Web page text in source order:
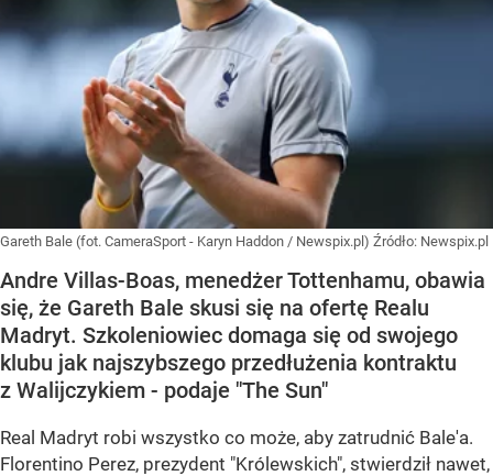
Gareth Bale (fot. CameraSport - Karyn Haddon / Newspix.pl) Źródło: Newspix.pl
Andre Villas-Boas, menedżer Tottenhamu, obawia
się, że Gareth Bale skusi się na ofertę Realu
Madryt. Szkoleniowiec domaga się od swojego
klubu jak najszybszego przedłużenia kontraktu
z Walijczykiem - podaje "The Sun"
Real Madryt robi wszystko co może, aby zatrudnić Bale'a.
Florentino Perez, prezydent "Królewskich", stwierdził nawet,